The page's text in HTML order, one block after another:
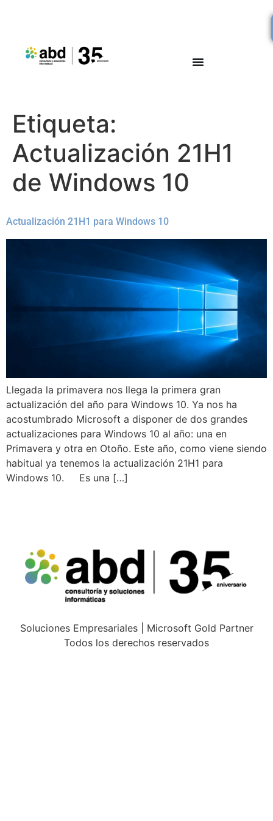
Etiqueta:
Actualización 21H1
de Windows 10
Actualización 21H1 para Windows 10
Llegada la primavera nos llega la primera gran
actualización del año para Windows 10. Ya nos ha
acostumbrado Microsoft a disponer de dos grandes
actualizaciones para Windows 10 al año: una en
Primavera y otra en Otoño. Este año, como viene siendo
habitual ya tenemos la actualización 21H1 para
Windows 10. Es una […]
Soluciones Empresariales | Microsoft Gold Partner
Todos los derechos reservados